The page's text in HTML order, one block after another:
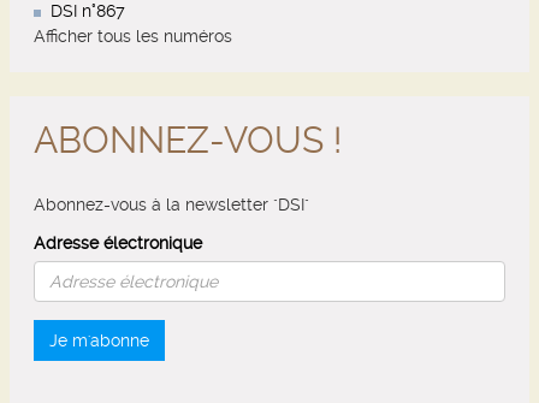
DSI n°867
Afficher tous les numéros
ABONNEZ-VOUS !
Abonnez-vous à la newsletter "DSI"
Adresse électronique
Je m'abonne